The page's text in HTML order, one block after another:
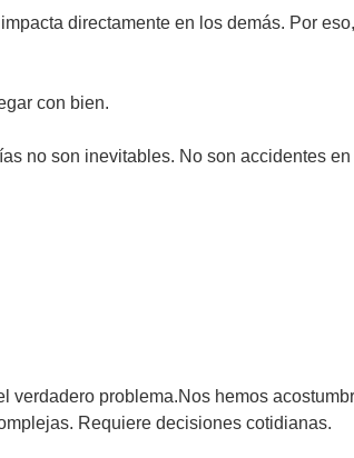
directamente en los demás. Por
con bien.
no son inevitables. No son accidentes
problema.Nos hemos
Requiere decisiones cotidianas.